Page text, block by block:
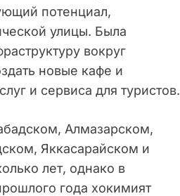
потенциал,
улицы. Была
вокруг
новые кафе и
и сервиса для туристов.
Алмазарском,
Яккасарайском и
лет, однако в
года хокимият